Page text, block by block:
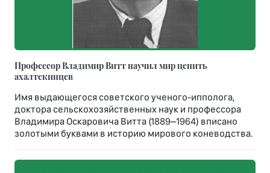
Профессор Владимир Витт научил мир ценить
ахалтекинцев
Имя выдающегося советского ученого-ипполога,
доктора сельскохозяйственных наук и профессора
Владимира Оскаровича Витта (1889–1964) вписано
золотыми буквами в историю мирового коневодства.